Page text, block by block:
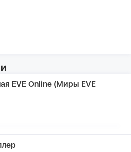
EVE Online (Миры EVE